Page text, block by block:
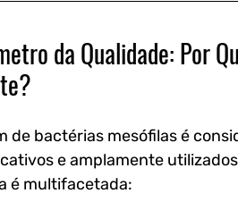
da Qualidade: Por
de bactérias mesófilas é
e amplamente
é multifacetada: